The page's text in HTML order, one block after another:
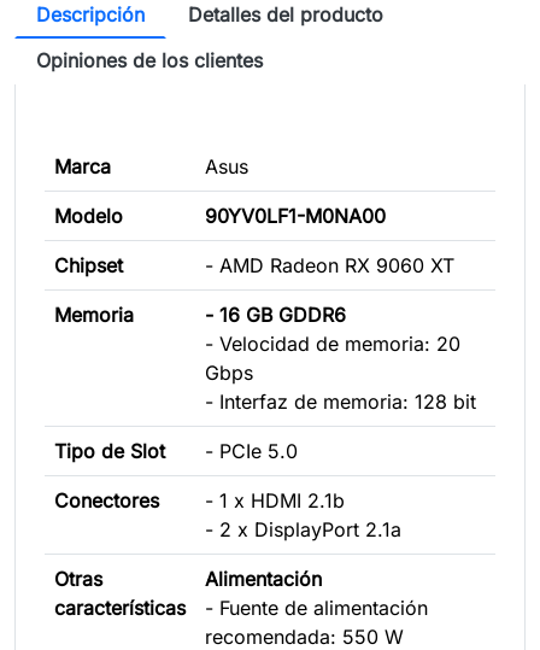
Descripción
Detalles del producto
Opiniones de los clientes
Marca Asus
Modelo 90YV0LF1-M0NA00
Chipset - AMD Radeon RX 9060 XT
Memoria
- 16 GB GDDR6
- Velocidad de memoria: 20
Gbps
- Interfaz de memoria: 128 bit
Tipo de Slot - PCIe 5.0
Conectores
- 1 x HDMI 2.1b
- 2 x DisplayPort 2.1a
Otras
características
Alimentación
- Fuente de alimentación
recomendada: 550 W